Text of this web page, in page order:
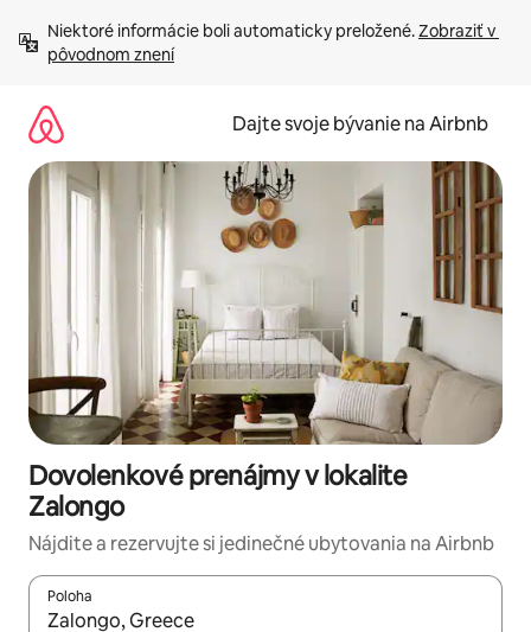
obsah.
Niektoré informácie boli automaticky preložené. Zobraziť v
pôvodnom znení
Dajte svoje bývanie na Airbnb
Dovolenkové prenájmy v lokalite
Zalongo
Nájdite a rezervujte si jedinečné ubytovania na Airbnb
Poloha
Keď budú výsledky k dispozícii, môžete si ich prechádzať